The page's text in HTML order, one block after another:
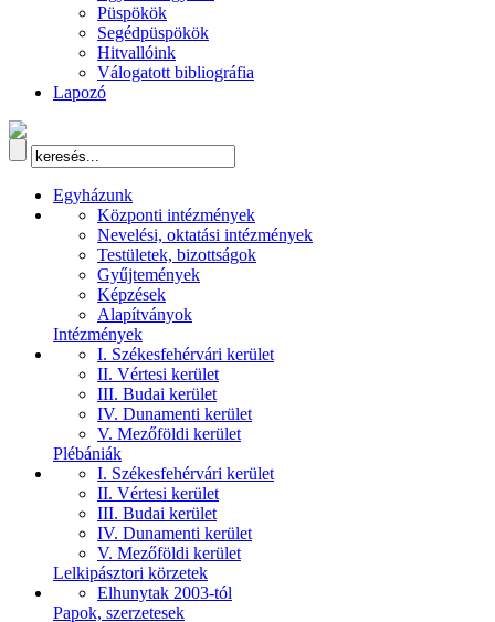
Püspökök
Segédpüspökök
Hitvallóink
Válogatott bibliográfia
Lapozó
Egyházunk
Központi intézmények
Nevelési, oktatási intézmények
Testületek, bizottságok
Gyűjtemények
Képzések
Alapítványok
Intézmények
I. Székesfehérvári kerület
II. Vértesi kerület
III. Budai kerület
IV. Dunamenti kerület
V. Mezőföldi kerület
Plébániák
I. Székesfehérvári kerület
II. Vértesi kerület
III. Budai kerület
IV. Dunamenti kerület
V. Mezőföldi kerület
Lelkipásztori körzetek
Elhunytak 2003-tól
Papok, szerzetesek